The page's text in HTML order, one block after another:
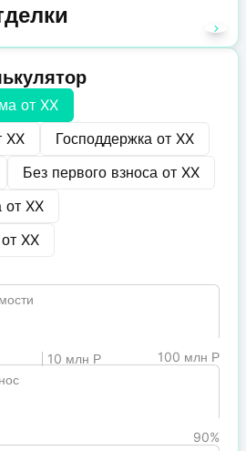
от XX
XX Господдержка от XX
Без первого взноса от XX
от XX
XX
10 млн Р
100 млн Р
90%